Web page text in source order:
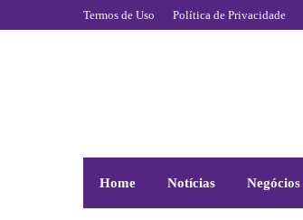
Termos de Uso Política de Privacidade
Home Notícias Negócios